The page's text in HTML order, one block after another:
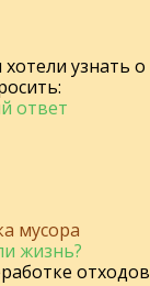
хотели узнать
ответ
мусора
жизнь?